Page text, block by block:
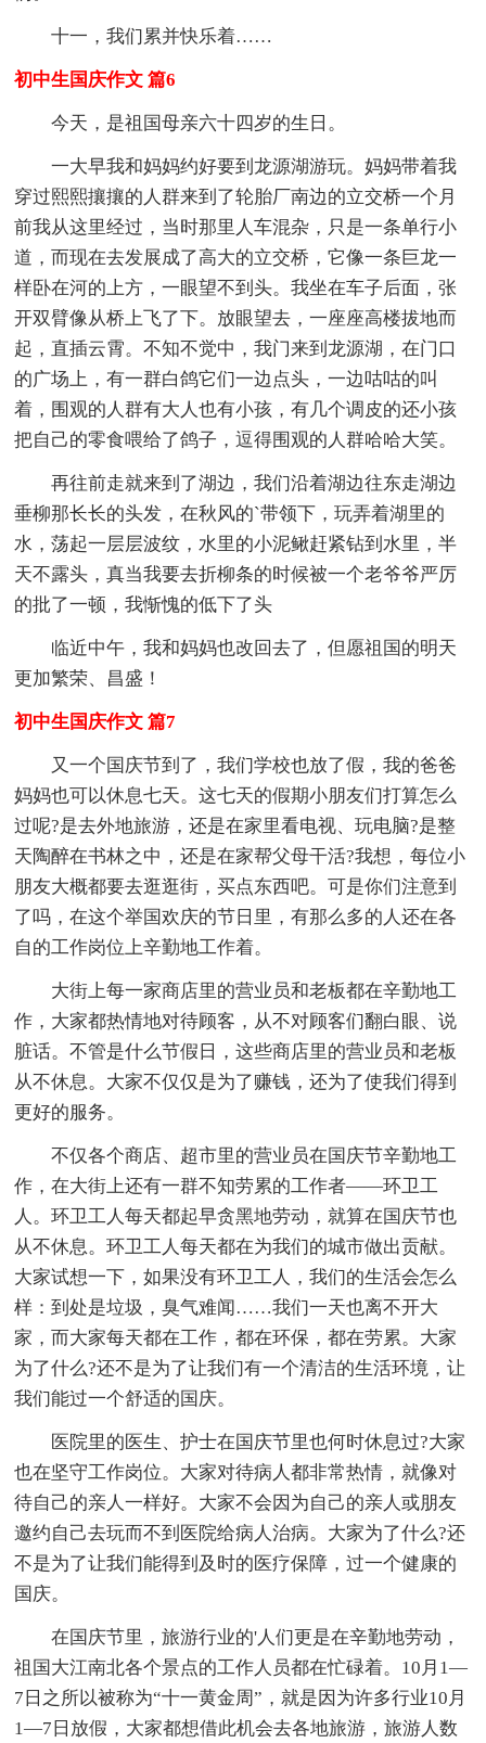
十一，我们累并快乐着……
初中生国庆作文 篇6
今天，是祖国母亲六十四岁的生日。
一大早我和妈妈约好要到龙源湖游玩。妈妈带着我
穿过熙熙攘攘的人群来到了轮胎厂南边的立交桥一个月
前我从这里经过，当时那里人车混杂，只是一条单行小
道，而现在去发展成了高大的立交桥，它像一条巨龙一
样卧在河的上方，一眼望不到头。我坐在车子后面，张
开双臂像从桥上飞了下。放眼望去，一座座高楼拔地而
起，直插云霄。不知不觉中，我门来到龙源湖，在门口
的广场上，有一群白鸽它们一边点头，一边咕咕的叫
着，围观的人群有大人也有小孩，有几个调皮的还小孩
把自己的零食喂给了鸽子，逗得围观的人群哈哈大笑。
再往前走就来到了湖边，我们沿着湖边往东走湖边
垂柳那长长的头发，在秋风的`带领下，玩弄着湖里的
水，荡起一层层波纹，水里的小泥鳅赶紧钻到水里，半
天不露头，真当我要去折柳条的时候被一个老爷爷严厉
的批了一顿，我惭愧的低下了头
临近中午，我和妈妈也改回去了，但愿祖国的明天
更加繁荣、昌盛！
初中生国庆作文 篇7
又一个国庆节到了，我们学校也放了假，我的爸爸
妈妈也可以休息七天。这七天的假期小朋友们打算怎么
过呢?是去外地旅游，还是在家里看电视、玩电脑?是整
天陶醉在书林之中，还是在家帮父母干活?我想，每位小
朋友大概都要去逛逛街，买点东西吧。可是你们注意到
了吗，在这个举国欢庆的节日里，有那么多的人还在各
自的工作岗位上辛勤地工作着。
大街上每一家商店里的营业员和老板都在辛勤地工
作，大家都热情地对待顾客，从不对顾客们翻白眼、说
脏话。不管是什么节假日，这些商店里的营业员和老板
从不休息。大家不仅仅是为了赚钱，还为了使我们得到
更好的服务。
不仅各个商店、超市里的营业员在国庆节辛勤地工
作，在大街上还有一群不知劳累的工作者——环卫工
人。环卫工人每天都起早贪黑地劳动，就算在国庆节也
从不休息。环卫工人每天都在为我们的城市做出贡献。
大家试想一下，如果没有环卫工人，我们的生活会怎么
样：到处是垃圾，臭气难闻……我们一天也离不开大
家，而大家每天都在工作，都在环保，都在劳累。大家
为了什么?还不是为了让我们有一个清洁的生活环境，让
我们能过一个舒适的国庆。
医院里的医生、护士在国庆节里也何时休息过?大家
也在坚守工作岗位。大家对待病人都非常热情，就像对
待自己的亲人一样好。大家不会因为自己的亲人或朋友
邀约自己去玩而不到医院给病人治病。大家为了什么?还
不是为了让我们能得到及时的医疗保障，过一个健康的
国庆。
在国庆节里，旅游行业的'人们更是在辛勤地劳动，
祖国大江南北各个景点的工作人员都在忙碌着。10月1—
7日之所以被称为“十一黄金周”，就是因为许多行业10月
1—7日放假，大家都想借此机会去各地旅游，旅游人数